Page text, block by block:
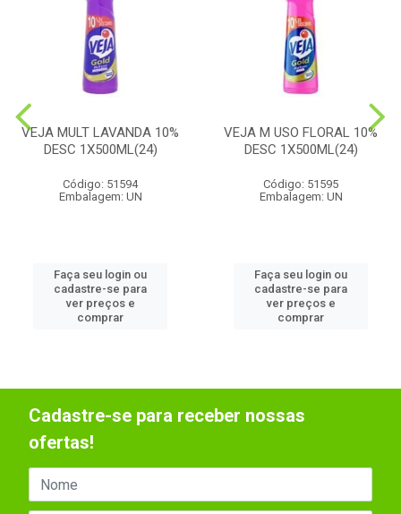
VEJA MULT LAVANDA 10%
DESC 1X500ML(24)
Código: 51594
Embalagem: UN
Faça seu login ou
cadastre-se para
ver preços e
comprar
VEJA M USO FLORAL 10%
DESC 1X500ML(24)
Código: 51595
Embalagem: UN
Faça seu login ou
cadastre-se para
ver preços e
comprar
Cadastre-se para receber nossas
ofertas!